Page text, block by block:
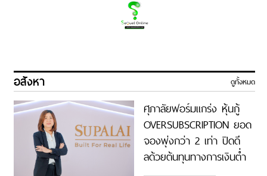
อสังหา ดูทั้งหมด
ศุภาลัยฟอร์มแกร่ง หุ้นกู้
OVERSUBSCRIPTION ยอด
จองพุ่งกว่า 2 เท่า ปิดดี
ลด้วยต้นทุนทางการเงินต่ำ